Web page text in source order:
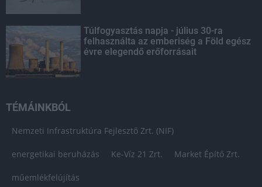
Túlfogyasztás napja - július 30-ra
felhasználta az emberiség a Föld egész
évre elegendő erőforrásait
TÉMÁINKBÓL
Nemzeti Infrastruktúra Fejlesztő Zrt. (NIF)
energetikai beruházás Ke-Víz 21 Zrt. Market Építő Zrt.
műemlékfelújítás